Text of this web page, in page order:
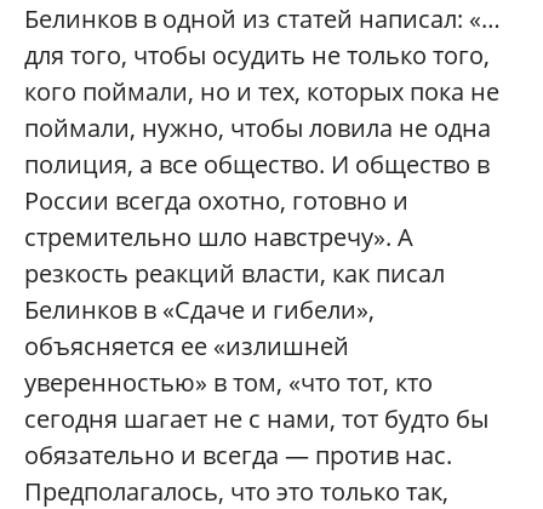
Белинков в одной из статей написал: «…
для того, чтобы осудить не только того,
кого поймали, но и тех, которых пока не
поймали, нужно, чтобы ловила не одна
полиция, а все общество. И общество в
России всегда охотно, готовно и
стремительно шло навстречу». А
резкость реакций власти, как писал
Белинков в «Сдаче и гибели»,
объясняется ее «излишней
уверенностью» в том, «что тот, кто
сегодня шагает не с нами, тот будто бы
обязательно и всегда — против нас.
Предполагалось, что это только так,